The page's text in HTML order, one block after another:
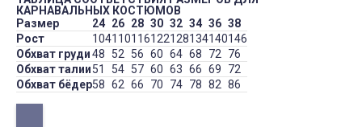
КАРНАВАЛЬНЫХ КОСТЮМОВ
Размер
24 26 28 30 32 34 36 38
Рост
104110116122128134140146
Обхват груди48 52 56 60 64 68 72
76
Обхват талии51 54 57 60 63 66 69
72
Обхват бёдер58 62 66 70 74 78 82 86